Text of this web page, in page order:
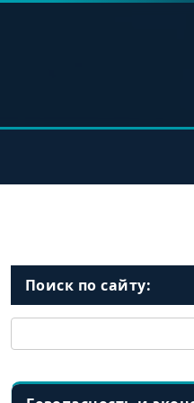
Поиск по сайту: